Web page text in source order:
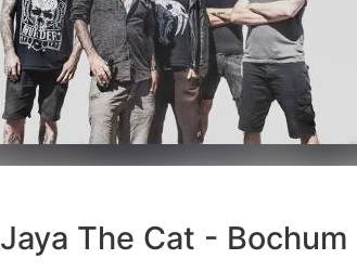
Jaya The Cat - Bochum